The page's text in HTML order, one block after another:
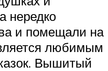
нередко
и помещали на
любимым
Вышитый